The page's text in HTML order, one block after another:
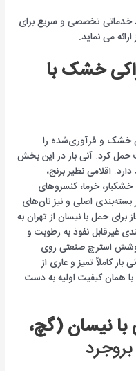
خدماتی تخصصی و سریع برای
ارائه می نماید.
خشک با
خشک و فرآوری‌شده را
حمل کرد. آنی بار در این بخش
اقلامی نظیر برنج،
خرما، کنسروهای
اصلی و نیز نان‌های
حمل با نیسان از تهران به
غیرقابل نفوذ به رطوبت و
استرچ صنعتی روی
کاملاً تمیز و عاری از
با همان کیفیت اولیه به دست
با نیسان (گچ،